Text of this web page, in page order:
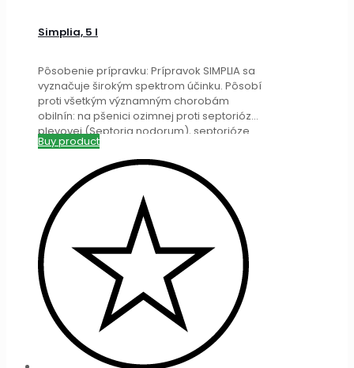
Simplia, 5 l
Pôsobenie prípravku: Prípravok SIMPLIA sa
vyznačuje širokým spektrom účinku. Pôsobí
proti všetkým významným chorobám
obilnín: na pšenici ozimnej proti septorióze
plevovej (Septoria nodorum), septorióze
pšenicovej (Septoria
Buy product